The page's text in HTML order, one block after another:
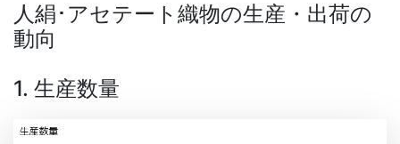
人絹･アセテート織物の生産・出荷の
動向
1. 生産数量